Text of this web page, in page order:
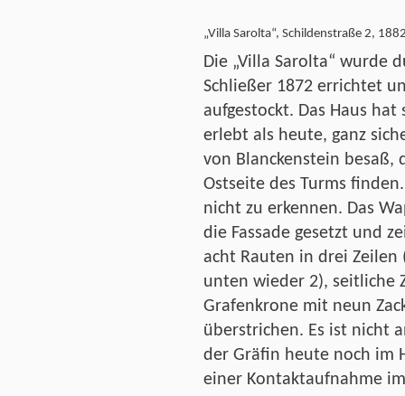
„Villa Sarolta“, Schildenstraße 2,
Die „Villa Sarolta“ wurde
Schließer 1872 errichtet
aufgestockt. Das Haus
erlebt als heute, ganz
von Blanckenstein besaß,
Ostseite des Turms
nicht zu erkennen. Das
die Fassade gesetzt und
acht Rauten in drei
unten wieder 2), seitliche
Grafenkrone mit neun
überstrichen. Es ist nicht
der Gräfin heute noch im
einer Kontaktaufnahme